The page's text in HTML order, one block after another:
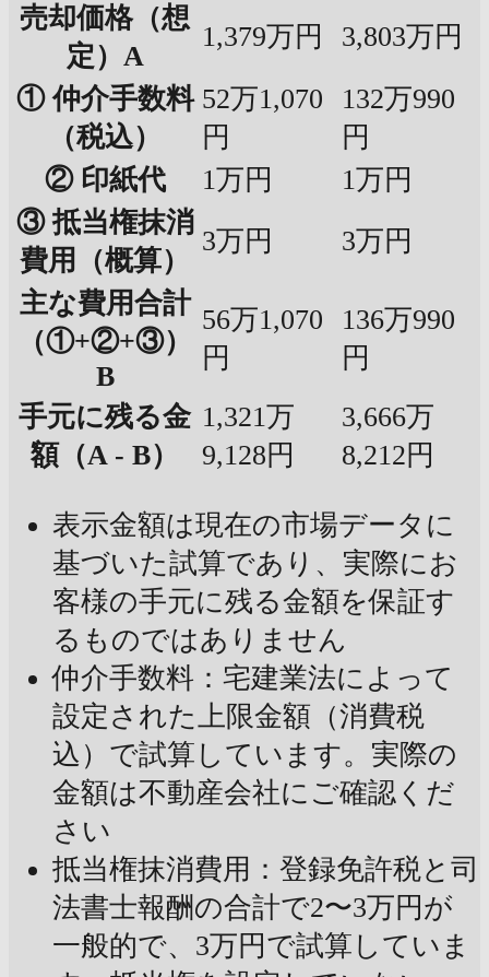
売却価格（想
定）A
1,379万円
3,803万円
① 仲介手数料
（税込）
52万1,070
円
132万990
円
② 印紙代
1万円
1万円
③ 抵当権抹消
費用（概算）
3万円
3万円
主な費用合計
（①+②+③）
B
56万1,070
円
136万990
円
手元に残る金
額（A - B）
1,321万
9,128円
3,666万
8,212円
表示金額は現在の市場データに
基づいた試算であり、実際にお
客様の手元に残る金額を保証す
るものではありません
仲介手数料：宅建業法によって
設定された上限金額（消費税
込）で試算しています。実際の
金額は不動産会社にご確認くだ
さい
抵当権抹消費用：登録免許税と司
法書士報酬の合計で2〜3万円が
一般的で、3万円で試算していま